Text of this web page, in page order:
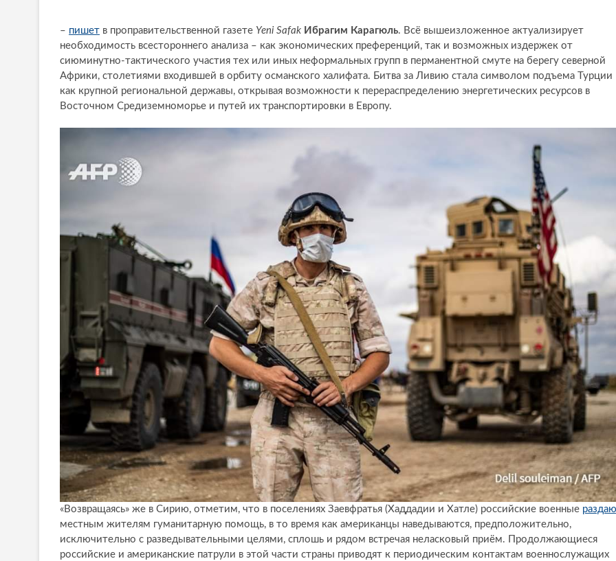
– пишет в проправительственной газете Yeni Safak Ибрагим Карагюль. Всё вышеизложенное актуализирует
необходимость всестороннего анализа – как экономических преференций, так и возможных издержек от
сиюминутно-тактического участия тех или иных неформальных групп в перманентной смуте на берегу северной
Африки, столетиями входившей в орбиту османского халифата. Битва за Ливию стала символом подъема Турции
как крупной региональной державы, открывая возможности к перераспределению энергетических ресурсов в
Восточном Средиземноморье и путей их транспортировки в Европу.
«Возвращаясь» же в Сирию, отметим, что в поселениях Заевфратья (Хаддадии и Хатле) российские военные
местным жителям гуманитарную помощь, в то время как американцы наведываются, предположительно,
исключительно с разведывательными целями, сплошь и рядом встречая неласковый приём. Продолжающиеся
российские и американские патрули в этой части страны приводят к периодическим контактам военнослужащих